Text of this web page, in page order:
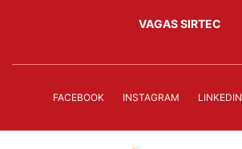
VAGAS SIRTEC
FACEBOOK INSTAGRAM LINKEDIN